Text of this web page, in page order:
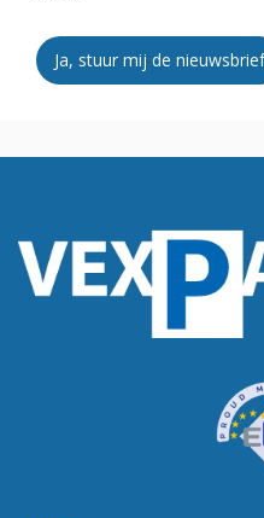
Ja, stuur mij de nieuwsbrief